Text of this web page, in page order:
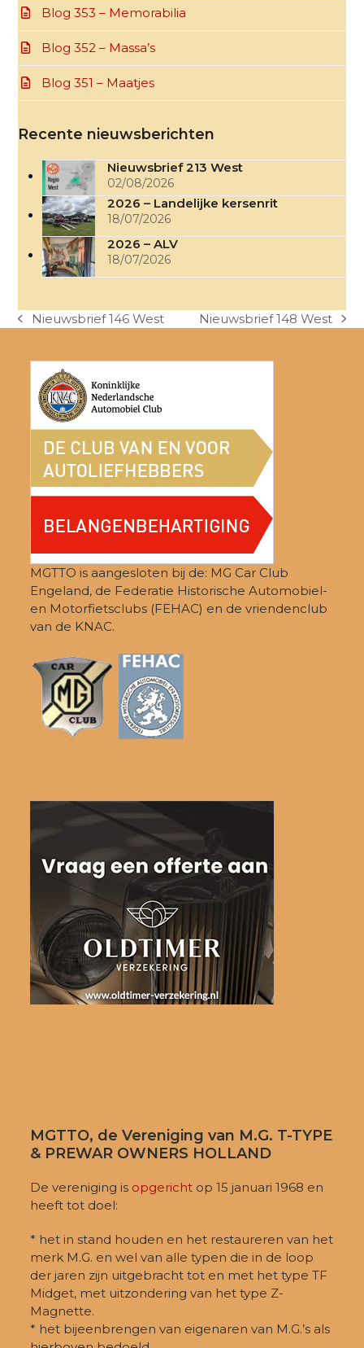
Blog 353 – Memorabilia
Blog 352 – Massa’s
Blog 351 – Maatjes
Recente nieuwsberichten
Nieuwsbrief 213 West
02/08/2026
2026 – Landelijke kersenrit
18/07/2026
2026 – ALV
18/07/2026
previous
Nieuwsbrief 146 West
next
Nieuwsbrief 148 West
MGTTO is aangesloten bij de: MG Car Club
Engeland, de Federatie Historische Automobiel-
en Motorfietsclubs (FEHAC) en de vriendenclub
van de KNAC.
MGTTO, de Vereniging van M.G. T-TYPE
& PREWAR OWNERS HOLLAND
De vereniging is opgericht op 15 januari 1968 en
heeft tot doel:
* het in stand houden en het restaureren van het
merk M.G. en wel van alle typen die in de loop
der jaren zijn uitgebracht tot en met het type TF
Midget, met uitzondering van het type Z-
Magnette.
* het bijeenbrengen van eigenaren van M.G.’s als